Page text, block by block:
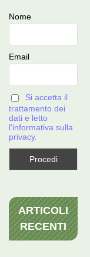
Nome
Email
Si accetta il
trattamento dei
dati e letto
l'informativa sulla
privacy.
ARTICOLI
RECENTI